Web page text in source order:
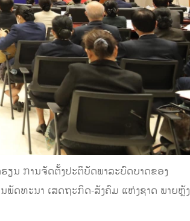
ນ ການຈັດຕັ້ງປະຕິບັດພາລະບົດບາດຂອງ
ດທະນາ ເສດຖະກິດ-ສັງຄົມ ແຫ່ງຊາດ ພາຍຫຼັງ